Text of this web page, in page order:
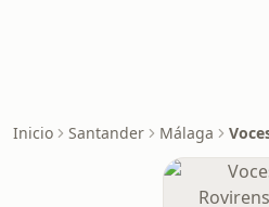
Inicio Santander Málaga